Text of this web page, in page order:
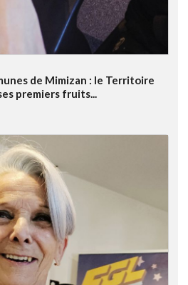
de Mimizan : le Territoire
premiers fruits...